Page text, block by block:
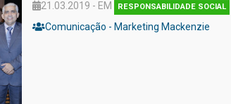
21.03.2019 - EM RESPONSABILIDADE SOCIAL
Comunicação - Marketing Mackenzie